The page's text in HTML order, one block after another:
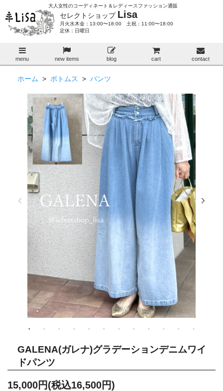
大人女性のコーディネート＆レディースファッション通販
セレクトショップ Lisa
月火水木金：13:00〜18:00 土祝：11:00〜18:00
定休：日曜日
menu new items blog cart contact
ホーム > ボトムス > パンツ
GALENA(ガレナ)グラデーションデニムワイ
ドパンツ
15,000円(税込16,500円)